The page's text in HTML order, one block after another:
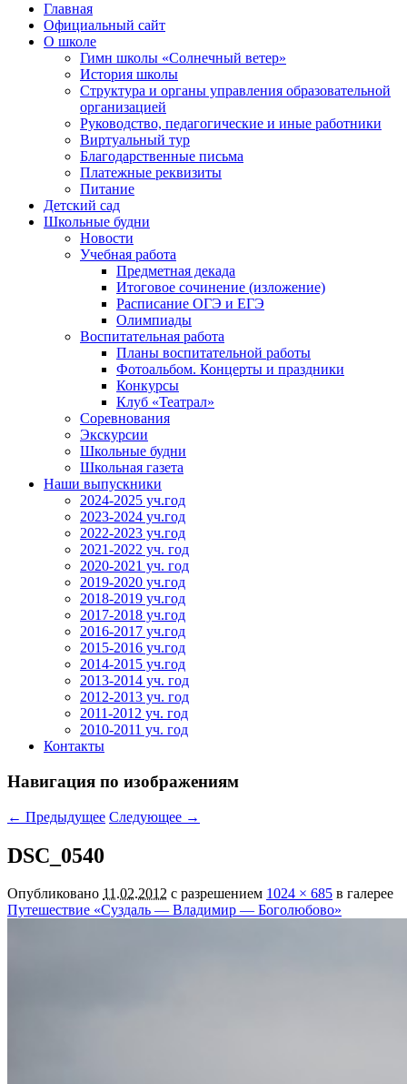
Главная
Официальный сайт
О школе
Гимн школы «Солнечный ветер»
История школы
Структура и органы управления образовательной
организацией
Руководство, педагогические и иные работники
Виртуальный тур
Благодарственные письма
Платежные реквизиты
Питание
Детский сад
Школьные будни
Новости
Учебная работа
Предметная декада
Итоговое сочинение (изложение)
Расписание ОГЭ и ЕГЭ
Олимпиады
Воспитательная работа
Планы воспитательной работы
Фотоальбом. Концерты и праздники
Конкурсы
Клуб «Театрал»
Соревнования
Экскурсии
Школьные будни
Школьная газета
Наши выпускники
2024-2025 уч.год
2023-2024 уч.год
2022-2023 уч.год
2021-2022 уч. год
2020-2021 уч. год
2019-2020 уч.год
2018-2019 уч.год
2017-2018 уч.год
2016-2017 уч.год
2015-2016 уч.год
2014-2015 уч.год
2013-2014 уч. год
2012-2013 уч. год
2011-2012 уч. год
2010-2011 уч. год
Контакты
Навигация по изображениям
← Предыдущее Следующее →
DSC_0540
Опубликовано 11.02.2012 с разрешением 1024 × 685 в галерее
Путешествие «Суздаль — Владимир — Боголюбово»